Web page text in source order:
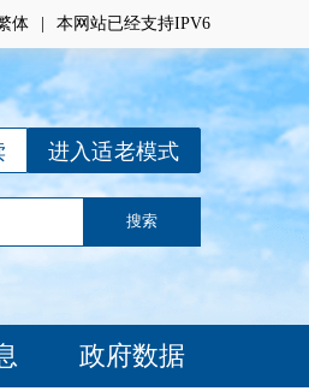
体 本网站已经支持IPV6
进入适老模式
政府数据